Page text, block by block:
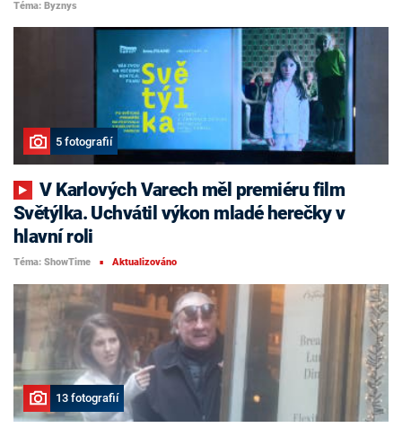
Téma: Byznys
5 fotografií
V Karlových Varech měl premiéru film
Světýlka. Uchvátil výkon mladé herečky v
hlavní roli
Téma: ShowTime ■ Aktualizováno
13 fotografií